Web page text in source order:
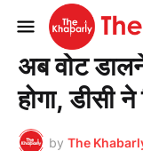
मुख्यपृष्ठ झारखण्ड
अब वोट
होगा, डीसी
by The